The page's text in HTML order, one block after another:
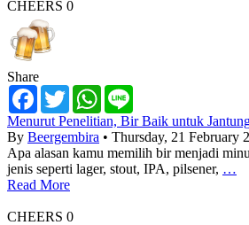
CHEERS 0
Share
FacebookTwitterWhatsApp
Menurut Penelitian, Bir Baik untuk
By Beergembira • Thursday, 21 February
Apa alasan kamu memilih bir menjadi
jenis seperti lager, stout, IPA, pilsener, …
Read More
CHEERS 0